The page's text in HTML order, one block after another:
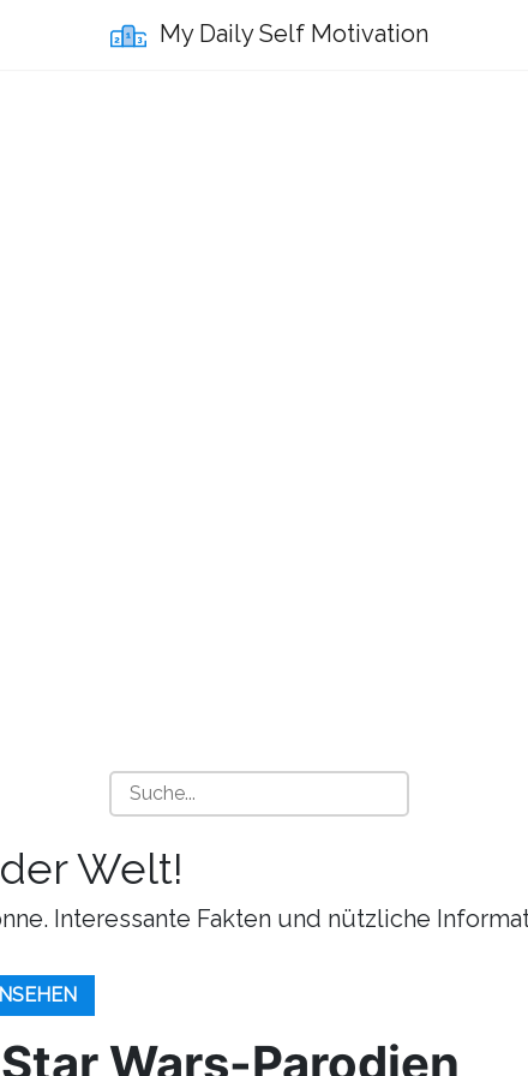
My Daily Self Motivation
Welt!
Interessante Fakten und nützliche
Wars-Parodien